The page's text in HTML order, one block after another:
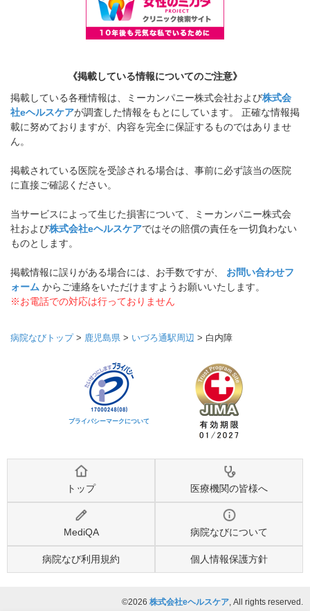
《掲載している情報についてのご注意》
掲載している各種情報は、ミーカンパニー株式会社および株式会
社eヘルスケアが調査した情報をもとにしています。 正確な情報掲
載に努めておりますが、内容を完全に保証するものではありませ
ん。
掲載されている医院を受診される場合は、事前に必ず該当の医院
に直接ご確認ください。
当サービスによって生じた損害について、ミーカンパニー株式会
社および株式会社eヘルスケアではその賠償の責任を一切負わない
ものとします。
掲載情報に誤りがある場合には、お手数ですが、 お問い合わせフ
ォーム からご連絡をいただけますようお願いいたします。
※お電話での対応は行っておりません
病院なびトップ> 鹿児島県 > いづろ通駅周辺 > 白内障
プライバシーマークについて
トップ 医療機関の皆様へ
MediQA 病院なびについて
病院なび利用規約 個人情報保護方針
©2026 株式会社eヘルスケア, All rights reserved.